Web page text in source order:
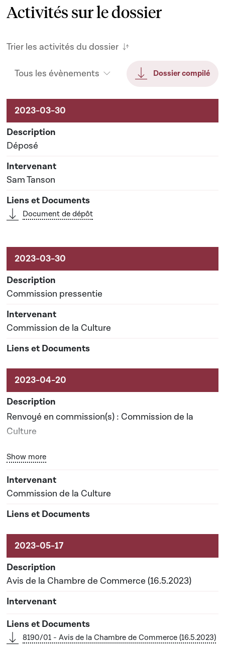
Activités sur le dossier
Trier les activités du dossier
Tous les évènements Dossier compilé
Activités sur le dossier
Déposé
Sam Tanson
Document de dépôt
Commission pressentie
Commission de la Culture
Renvoyé en commission(s) : Commission de la
Culture
Date prévisionnelle du rapport de commission : 22-
06-2023
Bouton graphique servant à afficher ou cacher tous les
Show more
Commission de la Culture
Avis de la Chambre de Commerce (16.5.2023)
8190/01 - Avis de la Chambre de Commerce (16.5.2023)